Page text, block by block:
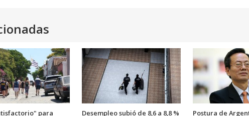
para
Desempleo subió de 8,6 a 8,8 %
Postura de